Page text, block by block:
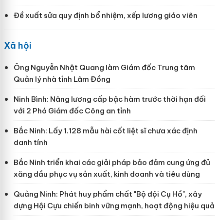
Đề xuất sửa quy định bổ nhiệm, xếp lương giáo viên
Xã hội
Ông Nguyễn Nhật Quang làm Giám đốc Trung tâm
Quản lý nhà tỉnh Lâm Đồng
Ninh Bình: Nâng lương cấp bậc hàm trước thời hạn đối
với 2 Phó Giám đốc Công an tỉnh
Bắc Ninh: Lấy 1.128 mẫu hài cốt liệt sĩ chưa xác định
danh tính
Bắc Ninh triển khai các giải pháp bảo đảm cung ứng đủ
xăng dầu phục vụ sản xuất, kinh doanh và tiêu dùng
Quảng Ninh: Phát huy phẩm chất "Bộ đội Cụ Hồ", xây
dựng Hội Cựu chiến binh vững mạnh, hoạt động hiệu quả